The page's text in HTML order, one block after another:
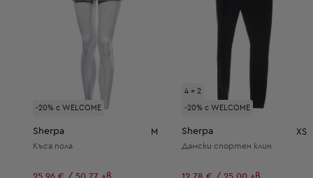
-20% с WELCOME
Sherpa M
Къса пола
4 = 2
-20% с WELCOME
Sherpa XS
Дамски спортен клин